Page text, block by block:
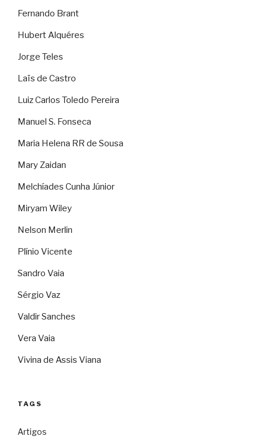
Fernando Brant
Hubert Alquéres
Jorge Teles
Laïs de Castro
Luiz Carlos Toledo Pereira
Manuel S. Fonseca
Maria Helena RR de Sousa
Mary Zaidan
Melchíades Cunha Júnior
Miryam Wiley
Nelson Merlin
Plínio Vicente
Sandro Vaia
Sérgio Vaz
Valdir Sanches
Vera Vaia
Vivina de Assis Viana
TAGS
Artigos